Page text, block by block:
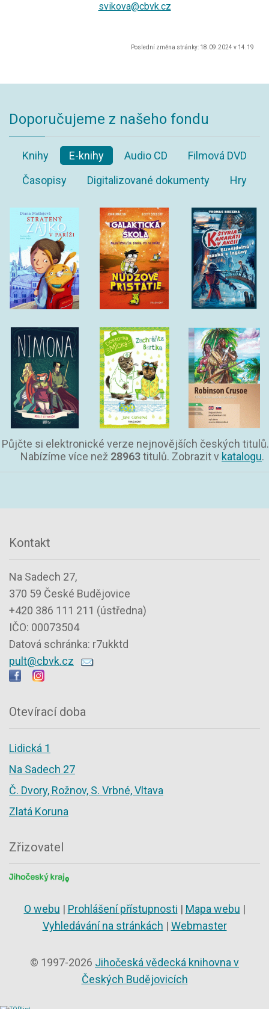
svikova@cbvk.cz
Poslední změna stránky: 18.09.2024 v 14.19
Doporučujeme z našeho fondu
Knihy E-knihy Audio CD
Filmová DVD
Časopisy
Digitalizované dokumenty Hry
Půjčte si elektronické verze nejnovějších českých titulů.
Nabízíme více než 28963titulů. Zobrazit v katalogu.
Kontakt
Na Sadech 27,
370 59 České Budějovice
+420 386 111 211 (ústředna)
IČO: 00073504
Datová schránka: r7ukktd
pult@cbvk.cz
Otevírací doba
Lidická 1
Na Sadech 27
Č. Dvory, Rožnov, S. Vrbné, Vltava
Zlatá Koruna
Zřizovatel
O webu | Prohlášení přístupnosti | Mapa webu |
Vyhledávání na stránkách | Webmaster
© 1997-2026 Jihočeská vědecká knihovna v
Českých Budějovicích